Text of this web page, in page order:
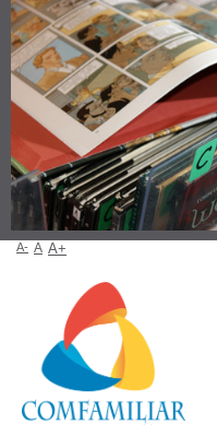
A- A A+